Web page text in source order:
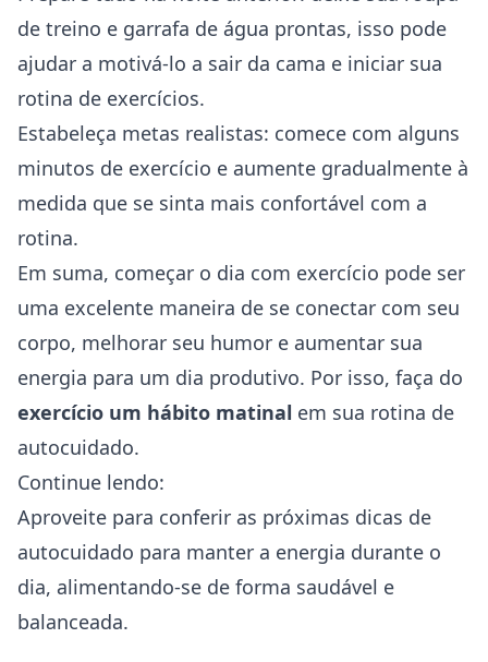
de treino e garrafa de água prontas, isso pode
ajudar a motivá-lo a sair da cama e iniciar sua
rotina de exercícios.
Estabeleça metas realistas: comece com alguns
minutos de exercício e aumente gradualmente à
medida que se sinta mais confortável com a
rotina.
Em suma, começar o dia com exercício pode ser
uma excelente maneira de se conectar com seu
corpo, melhorar seu humor e aumentar sua
energia para um dia produtivo. Por isso, faça do
exercício um hábito matinal em sua rotina de
autocuidado.
Continue lendo:
Aproveite para conferir as próximas dicas de
autocuidado para manter a energia durante o
dia, alimentando-se de forma saudável e
balanceada.